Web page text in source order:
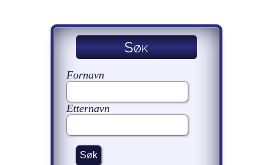
Søk
Fornavn
Etternavn